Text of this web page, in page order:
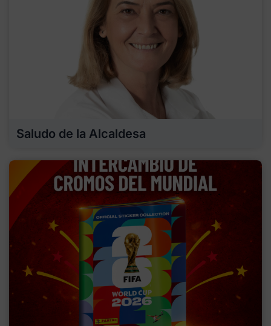
Saludo de la Alcaldesa